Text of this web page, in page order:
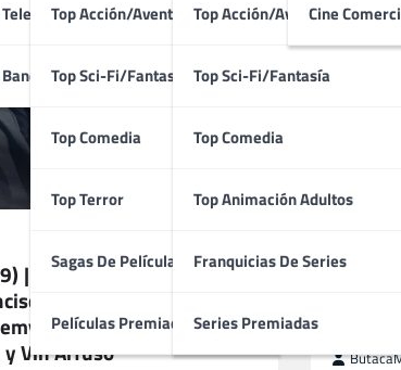
Sonoras
Top Acción/Aventura
Top Sci-Fi/Fantasía
Top Comedia
Top Terror
Sagas De Películas
Películas Premiadas
Top Acción/Aventura
Top Sci-Fi/Fantasía
Top Comedia
Top Animación Adultos
Franquicias De Series
Series Premiadas
Cine
| Película Estadounidense
Ortiz, Martin Scorsese,
Marks, Jessica Lichtner,
Vin Arfuso